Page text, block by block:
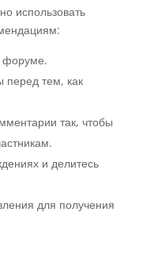
использовать
форуме.
перед тем, как
так, чтобы
и делитесь
для получения